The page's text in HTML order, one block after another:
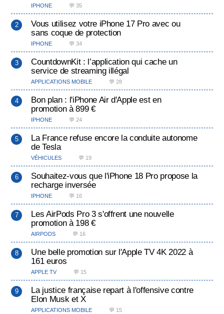
IPHONE 💬 35
Vous utilisez votre iPhone 17 Pro avec ou
sans coque de protection
IPHONE 💬 34
CountdownKit : l’application qui cache un
service de streaming illégal
APPLICATIONS MOBILE 💬 28
Bon plan : l'iPhone Air d'Apple est en
promotion à 899 €
IPHONE 💬 24
La France refuse encore la conduite autonome
de Tesla
VÉHICULES 💬 19
Souhaitez-vous que l'iPhone 18 Pro propose la
recharge inversée
IPHONE 💬 16
Les AirPods Pro 3 s'offrent une nouvelle
promotion à 198 €
AIRPODS 💬 16
Une belle promotion sur l'Apple TV 4K 2022 à
161 euros
APPLE TV 💬 15
La justice française repart à l'offensive contre
Elon Musk et X
APPLICATIONS MOBILE 💬 15